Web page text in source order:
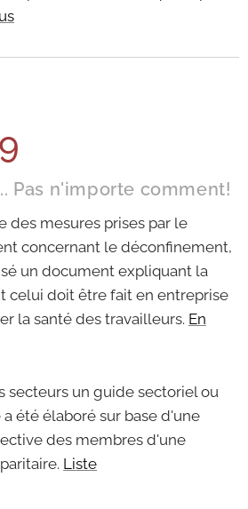
Pas n'importe comment!
des mesures prises par le
concernant le déconfinement,
un document expliquant la
celui doit être fait en entreprise
la santé des travailleurs. En
secteurs un guide sectoriel ou
été élaboré sur base d'une
des membres d'une
Liste